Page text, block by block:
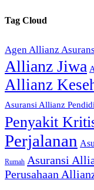
Tag Cloud
Agen Allianz
Allianz Jiwa
Allianz
Asuransi Allianz
Penyakit
Perjalanan
Rumah Asuransi
Perusahaan